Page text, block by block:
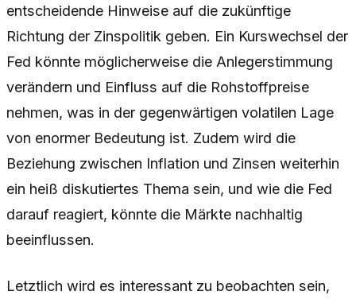
entscheidende Hinweise auf die zukünftige
Richtung der Zinspolitik geben. Ein Kurswechsel der
Fed könnte möglicherweise die Anlegerstimmung
verändern und Einfluss auf die Rohstoffpreise
nehmen, was in der gegenwärtigen volatilen Lage
von enormer Bedeutung ist. Zudem wird die
Beziehung zwischen Inflation und Zinsen weiterhin
ein heiß diskutiertes Thema sein, und wie die Fed
darauf reagiert, könnte die Märkte nachhaltig
beeinflussen.
Letztlich wird es interessant zu beobachten sein,